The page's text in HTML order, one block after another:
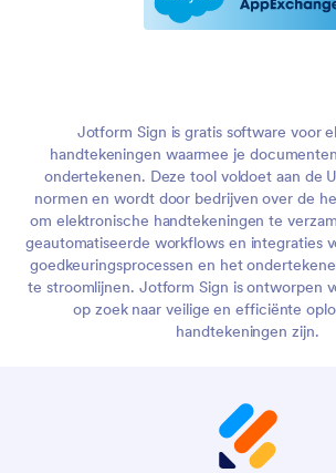
Jotform Sign is gratis software voor
handtekeningen waarmee je
ondertekenen. Deze tool voldoet aan de
normen en wordt door bedrijven over de
om elektronische handtekeningen te
geautomatiseerde workflows en integraties
goedkeuringsprocessen en het
te stroomlijnen. Jotform Sign is ontworpen
op zoek naar veilige en efficiënte
handtekeningen zijn.